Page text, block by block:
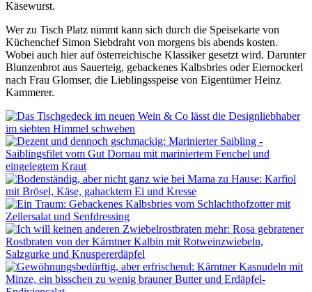
Käsewurst.
Wer zu Tisch Platz nimmt kann sich durch die Speisekarte von
Küchenchef Simon Siebdraht von morgens bis abends kosten.
Wobei auch hier auf österreichische Klassiker gesetzt wird. Darunter
Blunzenbrot aus Sauerteig, gebackenes Kalbsbries oder Eiernockerl
nach Frau Glomser, die Lieblingsspeise von Eigentümer Heinz
Kammerer.